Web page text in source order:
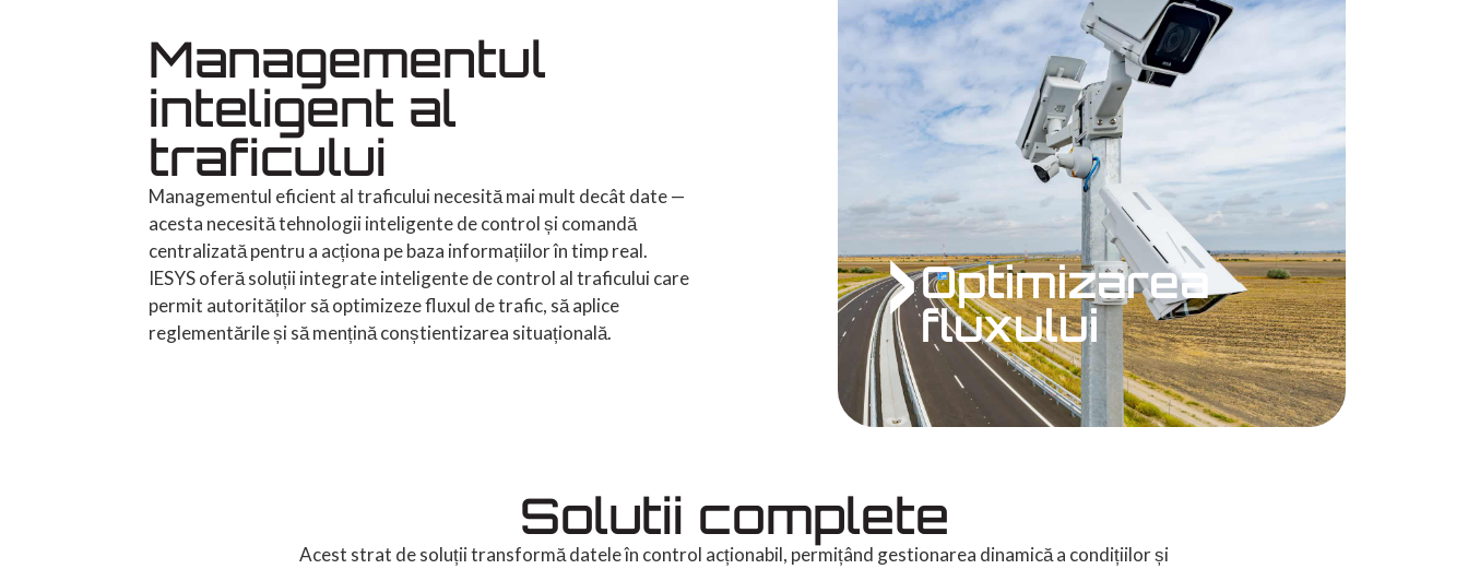
Managementul
inteligent al
traficului
Managementul eficient al traficului necesită mai mult decât date —
acesta necesită tehnologii inteligente de control și comandă
centralizată pentru a acționa pe baza informațiilor în timp real.
IESYS oferă soluții integrate inteligente de control al traficului care
permit autorităților să optimizeze fluxul de trafic, să aplice
reglementările și să mențină conștientizarea situațională.
Optimizarea
fluxului
Solutii complete
Acest strat de soluții transformă datele în control acționabil, permițând gestionarea dinamică a condițiilor și